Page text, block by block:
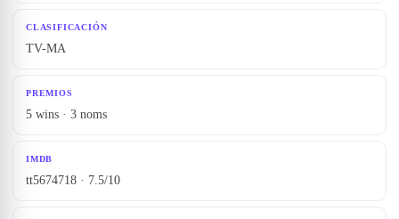
CLASIFICACIÓN
TV-MA
PREMIOS
5 wins · 3 noms
IMDB
tt5674718 · 7.5/10